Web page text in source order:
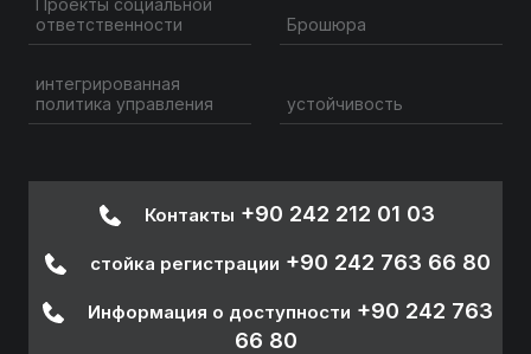
ответственности
интегрированная
политика управления
Брошюра
устойчивость
Контакты +90 242 212 01 03
стойка регистрации +90 242 763 66 80
Информация о доступности +90 242 763
66 80